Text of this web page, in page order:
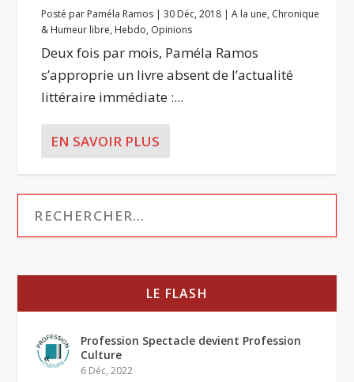
Posté par Paméla Ramos |30 Déc, 2018 |A la une, Chronique
& Humeur libre, Hebdo, Opinions
Deux fois par mois, Paméla Ramos
s’approprie un livre absent de l’actualité
littéraire immédiate :...
EN SAVOIR PLUS
LE FLASH
Profession Spectacle devient Profession
Culture
6 Déc, 2022